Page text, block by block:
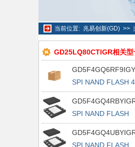
当前位置: 兆易创新(GD) >>
GD25LQ80CTIGR相关型
GD5F4GQ6RF9IGY
SPI NAND FLASH
SPI NAND FLASH
SPI NAND FLASH